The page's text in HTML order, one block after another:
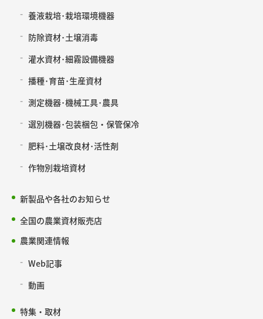
養液栽培･栽培環境機器
防除資材･土壌消毒
灌水資材･細霧設備機器
播種･育苗･生産資材
測定機器･機械工具･農具
選別機器･包装梱包・保管保冷
肥料･土壌改良材･活性剤
作物別栽培資材
新製品や各社のお知らせ
全国の農業資材販売店
農業関連情報
Web記事
動画
特集・取材